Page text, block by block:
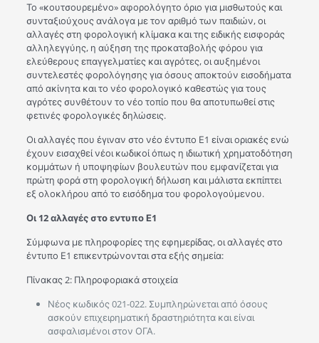
Το «κουτσουρεμένο» αφορολόγητο όριο για μισθωτούς και
συνταξιούχους ανάλογα με τον αριθμό των παιδιών, οι
αλλαγές στη φορολογική κλίμακα και της ειδικής εισφοράς
αλληλεγγύης, η αύξηση της προκαταβολής φόρου για
ελεύθερους επαγγελματίες και αγρότες, οι αυξημένοι
συντελεστές φορολόγησης για όσους αποκτούν εισοδήματα
από ακίνητα και το νέο φορολογικό καθεστώς για τους
αγρότες συνθέτουν το νέο τοπίο που θα αποτυπωθεί στις
φετινές φορολογικές δηλώσεις.
Οι αλλαγές που έγιναν στο νέο έντυπο Ε1 είναι οριακές ενώ
έχουν εισαχθεί νέοι κωδικοί όπως η ιδιωτική χρηματοδότηση
κομμάτων ή υποψηφίων βουλευτών που εμφανίζεται για
πρώτη φορά στη φορολογική δήλωση και μάλιστα εκπίπτει
εξ ολοκλήρου από το εισόδημα του φορολογούμενου.
Οι 12 αλλαγές στο εντυπο Ε1
Σύμφωνα με πληροφορίες της εφημερίδας, οι αλλαγές στο
έντυπο Ε1 επικεντρώνονται στα εξής σημεία:
Πίνακας 2: Πληροφοριακά στοιχεία
Νέος κωδικός 021-022. Συμπληρώνεται από όσους
ασκούν επιχειρηματική δραστηριότητα και είναι
ασφαλισμένοι στον ΟΓΑ.